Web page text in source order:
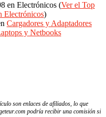
en Electrónicos (Ver el Top
Electrónicos)
Cargadores y Adaptadores
y Netbooks
son enlaces de afiliados, lo que
podría recibir una comisión si